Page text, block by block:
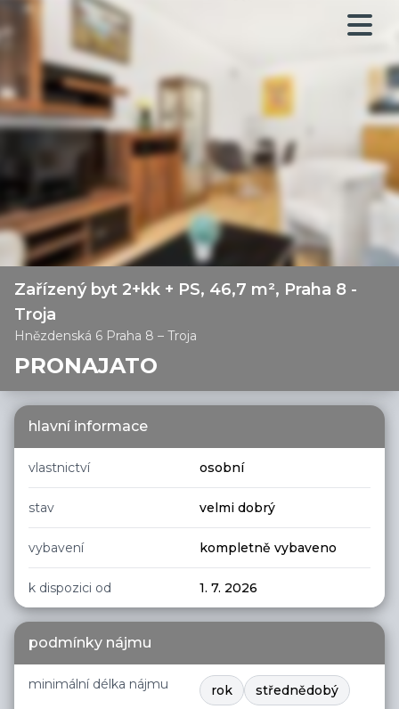
Zařízený byt 2+kk + PS, 46,7 m², Praha 8 -
Troja
Hnězdenská 6 Praha 8 – Troja
PRONAJATO
hlavní informace
vlastnictví osobní
stav velmi dobrý
vybavení kompletně vybaveno
k dispozici od 1. 7. 2026
podmínky nájmu
minimální délka nájmu rok střednědobý